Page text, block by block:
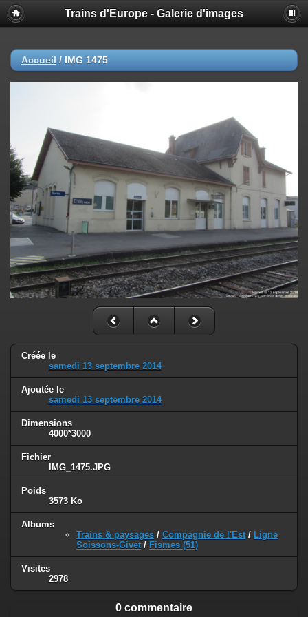
Trains d'Europe - Galerie d'images
Accueil / IMG 1475
Créée le
samedi 13 septembre 2014
Ajoutée le
samedi 13 septembre 2014
Dimensions
4000*3000
Fichier
IMG_1475.JPG
Poids
3573 Ko
Albums
Trains & paysages / Compagnie de l'Est / Ligne
Soissons-Givet / Fismes (51)
Visites
2978
0 commentaire